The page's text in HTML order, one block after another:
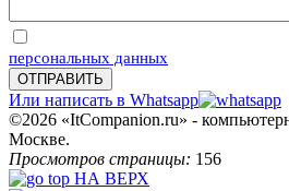
персональных данных
Или написать в Whatsapp
©2026 «ItCompanion.ru» -
Москве.
Просмотров страницы: 156
НА ВЕРХ